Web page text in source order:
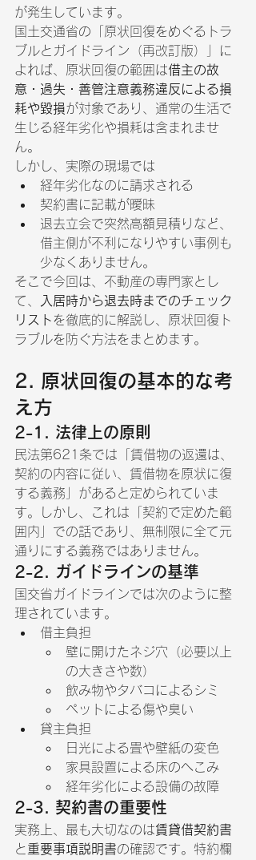
が発生しています。
国土交通省の「原状回復をめぐるトラ
ブルとガイドライン（再改訂版）」に
よれば、原状回復の範囲は借主の故
意・過失・善管注意義務違反による損
耗や毀損が対象であり、通常の生活で
生じる経年劣化や損耗は含まれませ
ん。
しかし、実際の現場では
経年劣化なのに請求される
契約書に記載が曖昧
退去立会で突然高額見積りなど、
借主側が不利になりやすい事例も
少なくありません。
そこで今回は、不動産の専門家とし
て、
入居時から退去時までのチェック
リスト を徹底的に解説し、原状回復ト
ラブルを防ぐ方法をまとめます。
2. 原状回復の基本的な考
え方
2-1. 法律上の原則
民法第621条では「賃借物の返還は、
契約の内容に従い、賃借物を原状に復
する義務」があると定められていま
す。しかし、これは「契約で定めた範
囲内」での話であり、無制限に全て元
通りにする義務ではありません。
2-2. ガイドラインの基準
国交省ガイドラインでは次のように整
理されています。
借主負担
壁に開けたネジ穴（必要以上
の大きさや数）
飲み物やタバコによるシミ
ペットによる傷や臭い
貸主負担
日光による畳や壁紙の変色
家具設置による床のへこみ
経年劣化による設備の故障
2-3. 契約書の重要性
実務上、最も大切なのは賃貸借契約書
と 重要事項説明書の確認です。特約欄